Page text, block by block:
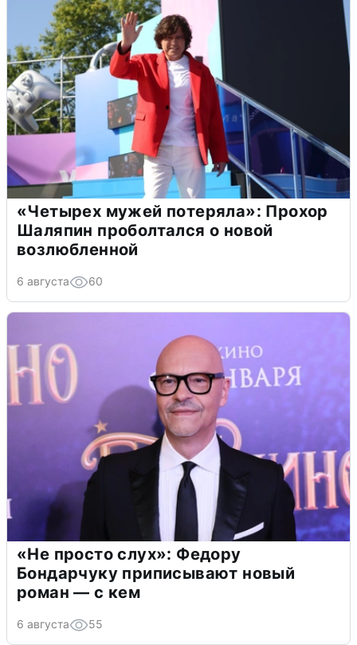
«Четырех мужей потеряла»: Прохор
Шаляпин проболтался о новой
возлюбленной
6 августа 60
«Не просто слух»: Федору
Бондарчуку приписывают новый
роман — с кем
6 августа 55